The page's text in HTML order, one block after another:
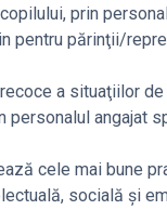
prin
pentru părinţii/
a situaţiilor
personalul angajat
cele mai bune
socială și